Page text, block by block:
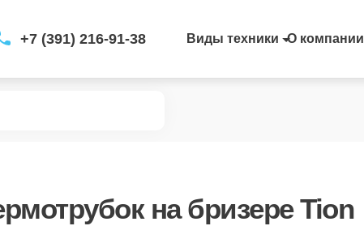
+7 (391) 216-91-38 Виды техники О компании
на бризере Tion